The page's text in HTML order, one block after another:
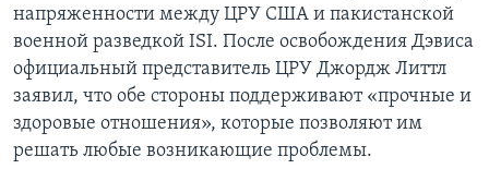
напряженности между ЦРУ США и пакистанской
военной разведкой ISI. После освобождения Дэвиса
официальный представитель ЦРУ Джордж Литтл
заявил, что обе стороны поддерживают «прочные и
здоровые отношения», которые позволяют им
решать любые возникающие проблемы.